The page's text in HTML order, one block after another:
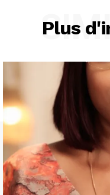
Plus